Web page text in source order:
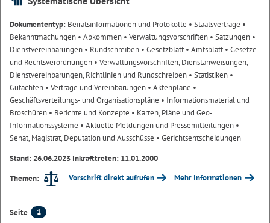
Dokumententyp: Beiratsinformationen und Protokolle • Staatsverträge •
Bekanntmachungen • Abkommen • Verwaltungsvorschriften • Satzungen •
Dienstvereinbarungen • Rundschreiben • Gesetzblatt• Amtsblatt• Gesetze
und Rechtsverordnungen • Verwaltungsvorschriften, Dienstanweisungen,
Dienstvereinbarungen, Richtlinien und Rundschreiben • Statistiken •
Gutachten • Verträge und Vereinbarungen • Aktenpläne •
Geschäftsverteilungs- und Organisationspläne • Informationsmaterial und
Broschüren • Berichte und Konzepte • Karten, Pläne und Geo-
Informationssysteme • Aktuelle Meldungen und Pressemitteilungen •
Senat, Magistrat, Deputation und Ausschüsse • Gerichtsentscheidungen
Stand: 26.06.2023 Inkrafttreten: 11.01.2000
Themen:
Vorschrift direkt aufrufen Mehr Informationen
Seite
1